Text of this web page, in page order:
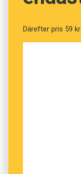
Därefter pris 59